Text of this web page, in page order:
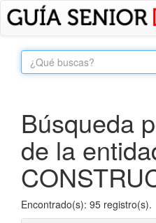
Búsqueda
de la
Encontrado(s): 95 registro(s).